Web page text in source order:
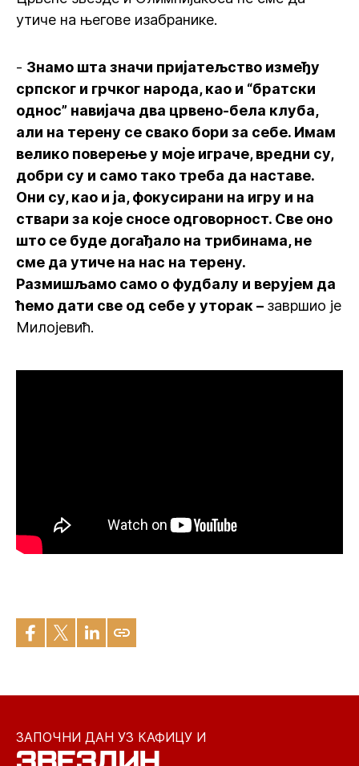
утиче на његове изабранике.
- Знамо шта значи пријатељство између
српског и грчког народа, као и “братски
однос” навијача два црвено-бела клуба,
али на терену се свако бори за себе. Имам
велико поверење у моје играче, вредни су,
добри су и само тако треба да наставе.
Они су, као и ја, фокусирани на игру и на
ствари за које сносе одговорност. Све оно
што се буде догађало на трибинама, не
сме да утиче на нас на терену.
Размишљамо само о фудбалу и верујем да
ћемо дати све од себе у уторак – завршио је
Милојевић.
ЗАПОЧНИ ДАН УЗ КАФИЦУ И